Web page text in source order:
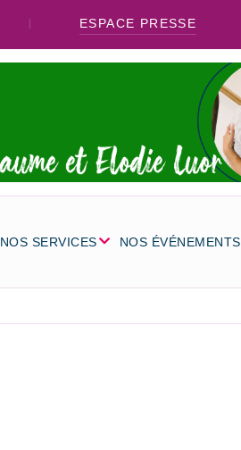
ESPACE PRESSE
NOS SERVICES NOS ÉVÉNEMENTS